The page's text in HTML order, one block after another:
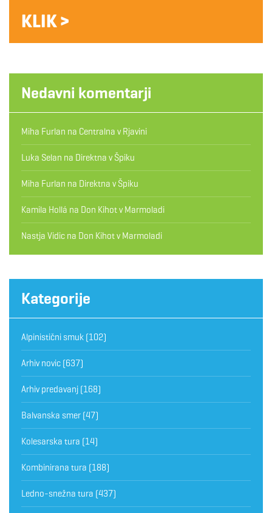
KLIK >
Nedavni komentarji
Miha Furlan na Centralna v Rjavini
Luka Selan na Direktna v Špiku
Miha Furlan na Direktna v Špiku
Kamila Hollá na Don Kihot v Marmoladi
Nastja Vidic na Don Kihot v Marmoladi
Kategorije
Alpinistični smuk (102)
Arhiv novic (637)
Arhiv predavanj (168)
Balvanska smer (47)
Kolesarska tura (14)
Kombinirana tura (188)
Ledno-snežna tura (437)